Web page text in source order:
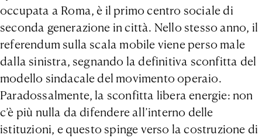
occupata a Roma, è il primo centro sociale di
seconda generazione in città. Nello stesso anno, il
referendum sulla scala mobile viene perso male
dalla sinistra, segnando la definitiva sconfitta del
modello sindacale del movimento operaio.
Paradossalmente, la sconfitta libera energie: non
c’è più nulla da difendere all’interno delle
istituzioni, e questo spinge verso la costruzione di